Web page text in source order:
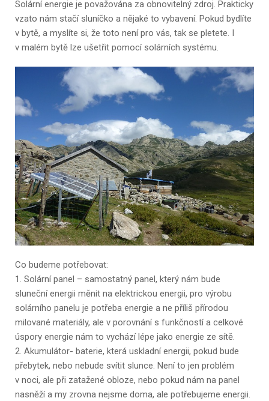
Solární energie je považována za obnovitelný zdroj. Prakticky
vzato nám stačí sluníčko a nějaké to vybavení. Pokud bydlíte
v bytě, a myslíte si, že toto není pro vás, tak se pletete. I
v malém bytě lze ušetřit pomocí solárních systému.
Co budeme potřebovat:
1. Solární panel – samostatný panel, který nám bude
sluneční energii měnit na elektrickou energii, pro výrobu
solárního panelu je potřeba energie a ne příliš přírodou
milované materiály, ale v porovnání s funkčností a celkové
úspory energie nám to vychází lépe jako energie ze sítě.
2. Akumulátor- baterie, která uskladní energii, pokud bude
přebytek, nebo nebude svítit slunce. Není to jen problém
v noci, ale při zatažené obloze, nebo pokud nám na panel
nasněží a my zrovna nejsme doma, ale potřebujeme energii.